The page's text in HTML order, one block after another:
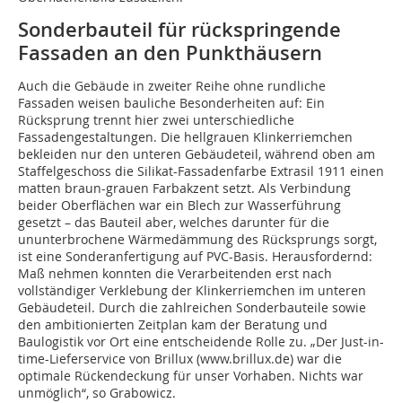
Sonderbauteil für rückspringende
Fassaden an den Punkthäusern
Auch die Gebäude in zweiter Reihe ohne rundliche
Fassaden weisen bauliche Besonderheiten auf: Ein
Rücksprung trennt hier zwei unterschiedliche
Fassadengestaltungen. Die hellgrauen Klinkerriemchen
bekleiden nur den unteren Gebäudeteil, während oben am
Staffelgeschoss die Silikat-Fassadenfarbe Extrasil 1911 einen
matten braun-grauen Farbakzent setzt. Als Verbindung
beider Oberflächen war ein Blech zur Wasserführung
gesetzt – das Bauteil aber, welches darunter für die
ununterbrochene Wärmedämmung des Rücksprungs sorgt,
ist eine Sonderanfertigung auf PVC-Basis. Herausfordernd:
Maß nehmen konnten die Verarbeitenden erst nach
vollständiger Verklebung der Klinkerriemchen im unteren
Gebäudeteil. Durch die zahlreichen Sonderbauteile sowie
den ambitionierten Zeitplan kam der Beratung und
Baulogistik vor Ort eine entscheidende Rolle zu. „Der Just-in-
time-Lieferservice von Brillux (www.brillux.de) war die
optimale Rückendeckung für unser Vorhaben. Nichts war
unmöglich“, so Grabowicz.